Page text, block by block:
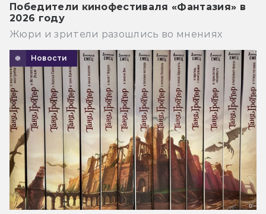
Победители кинофестиваля «Фантазия» в
2026 году
Жюри и зрители разошлись во мнениях
Новости